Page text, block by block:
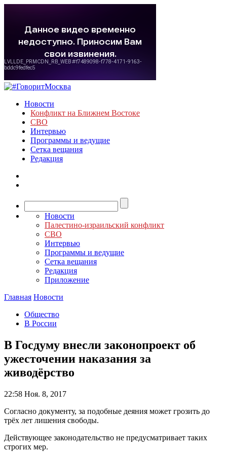
Новости
Конфликт на Ближнем Востоке
СВО
Интервью
Программы и ведущие
Сетка вещания
Редакция
Новости
Палестино-израильский конфликт
СВО
Интервью
Программы и ведущие
Сетка вещания
Редакция
Приложение
Главная Новости
Общество
В России
В Госдуму внесли законопроект об
ужесточении наказания за
живодёрство
22:58 Ноя. 8, 2017
Согласно документу, за подобные деяния может грозить до
трёх лет лишения свободы.
Действующее законодательство не предусматривает таких
строгих мер.